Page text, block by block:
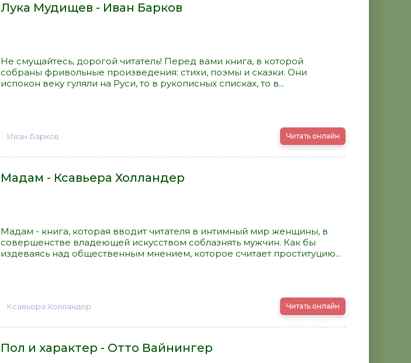
Лука Мудищев - Иван Барков
Не смущайтесь, дорогой читатель! Перед вами книга, в которой
собраны фривольные произведения: стихи, поэмы и сказки. Они
испокон веку гуляли на Руси, то в рукописных списках, то в...
Иван Барков Читать онлайн
Мадам - Ксавьера Холландер
Мадам - книга, которая вводит читателя в интимный мир женщины, в
совершенстве владеющей искусством соблазнять мужчин. Как бы
издеваясь над общественным мнением, которое считает проституцию...
Ксавьера Холландер Читать онлайн
Пол и характер - Отто Вайнингер